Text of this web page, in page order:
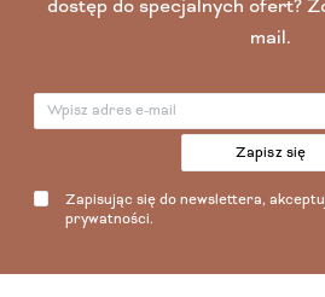
dostęp do specjalnych ofert?
mail.
Zapisz się
Zapisując się do newslettera,
prywatności.